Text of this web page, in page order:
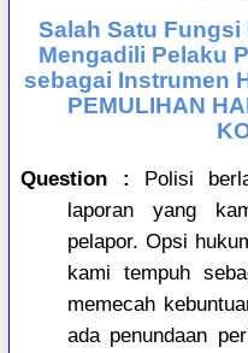
Salah Satu
Mengadili Pelaku
sebagai Instrumen
PEMULIHAN
Question :
Polisi
laporan yang
pelapor. Opsi
kami tempuh
memecah
ada penundaan